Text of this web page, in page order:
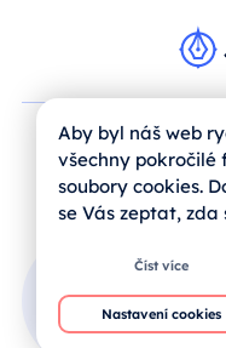
Aby byl náš web
všechny pokročilé
soubory cookies.
se Vás zeptat, zda
Číst více
Nastavení cookies